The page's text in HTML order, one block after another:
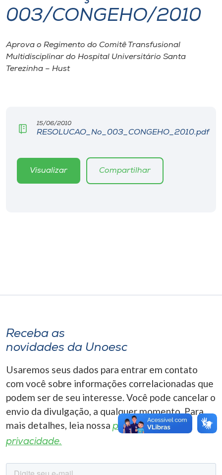
I.nova
Diplomados
Editora
A+
003/CONGEHO/2010
Aprova o Regimento do Comitê Transfusional
Multidisciplinar do Hospital Universitário Santa
Terezinha – Hust
15/06/2010
RESOLUCAO_No_003_CONGEHO_2010.pdf
Visualizar Compartilhar
Receba as
novidades da Unoesc
Usaremos seus dados para entrar em contato
com você sobre informações correlacionadas que
podem ser de seu interesse. Você pode cancelar o
envio da divulgação, a qualquer momento. Para
mais detalhes, leia nossa política de
privacidade.